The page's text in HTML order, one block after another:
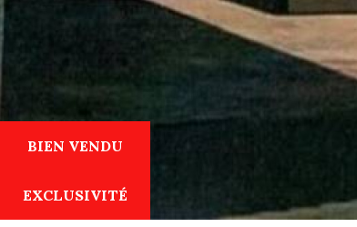
BIEN VENDU
EXCLUSIVITÉ